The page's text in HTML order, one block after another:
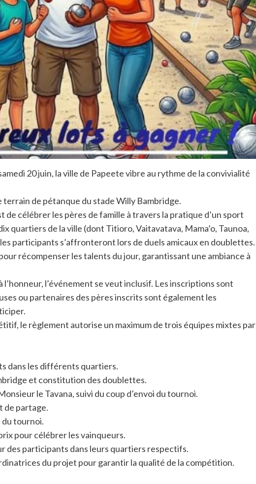
20 juin, la ville de Papeete vibre au rythme de la convivialité
terrain de pétanque du stade Willy Bambridge.
de célébrer les pères de famille à travers la pratique d’un sport
quartiers de la ville (dont Titioro, Vaitavatava, Mama’o, Taunoa,
participants s’affronteront lors de duels amicaux en doublettes.
récompenser les talents du jour, garantissant une ambiance à
l’événement se veut inclusif. Les inscriptions sont
ou partenaires des pères inscrits sont également les
le règlement autorise un maximum de trois équipes mixtes par
dans les différents quartiers.
et constitution des doublettes.
le Tavana, suivi du coup d’envoi du tournoi.
de partage.
du tournoi.
pour célébrer les vainqueurs.
des participants dans leurs quartiers respectifs.
du projet pour garantir la qualité de la compétition.